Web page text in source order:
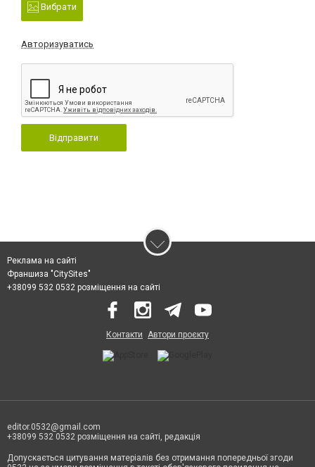
Вибрати
Авторизуватись
Відправити
Реклама на сайті
Франшиза "CitySites"
+38099 532 0532 розміщення на сайті
Контакти Автори проєкту
editor.0532@gmail.com
+38099 532 0532 розміщення на сайті, редакція
Допускається цитування матеріалів без отримання попередньої згоди